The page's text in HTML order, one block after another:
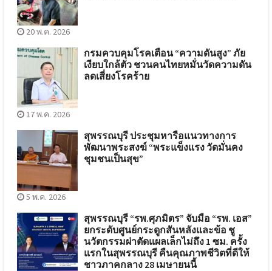
20 พ.ค. 2026
กรมควบคุมโรคเตือน “ความดันสูง” ภัย
เงียบใกล้ตัว ชวนคนไทยหมั่นวัดความดัน
ลดเสี่ยงโรคร้าย
17 พ.ค. 2026
สุพรรณบุรี ประชุมหารือแนวทางการ
พัฒนาพระสงฆ์ “พระแข็งแรง วัดมั่นคง
ชุมชนเป็นสุข”
5 พ.ค. 2026
สุพรรณบุรี “รพ.ศุภมิตร” จับมือ “รพ. เอส”
ยกระดับศูนย์กระดูกสันหลังและข้อ ชู
นวัตกรรมผ่าตัดแผลเล็กไม่ถึง 1 ซม. ครั้ง
แรกในสุพรรณบุรี คืนคุณภาพชีวิตที่ดีให้
ชาวภาคกลาง 28 เมษายนนี้